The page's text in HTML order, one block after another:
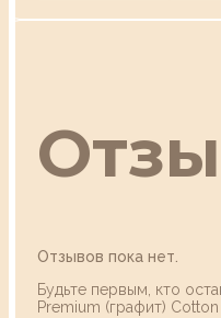
Отзывов пока нет.
Будьте первым, кто
Premium (графит)